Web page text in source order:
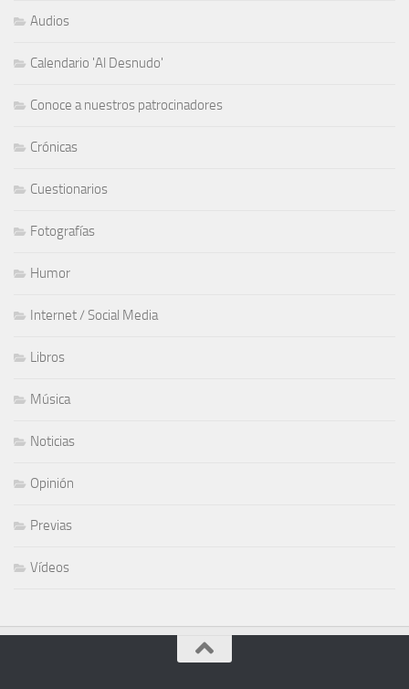
Audios
Calendario 'Al Desnudo'
Conoce a nuestros patrocinadores
Crónicas
Cuestionarios
Fotografías
Humor
Internet / Social Media
Libros
Música
Noticias
Opinión
Previas
Vídeos